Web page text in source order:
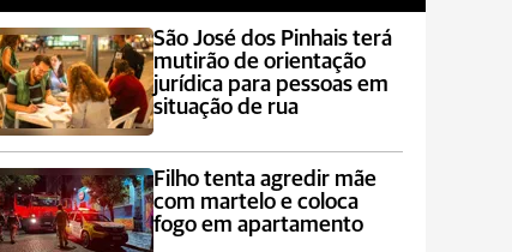
São José dos Pinhais terá
mutirão de orientação
jurídica para pessoas em
situação de rua
Filho tenta agredir mãe
com martelo e coloca
fogo em apartamento